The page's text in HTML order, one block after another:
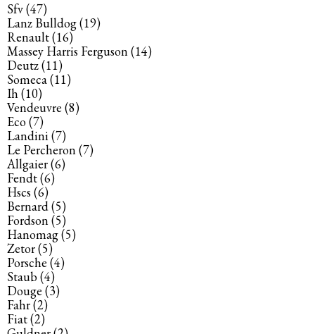
Sfv(47)
Lanz Bulldog(19)
Renault(16)
Massey Harris Ferguson(14)
Deutz(11)
Someca(11)
Ih(10)
Vendeuvre (8)
Eco(7)
Landini(7)
Le Percheron(7)
Allgaier(6)
Fendt(6)
Hscs (6)
Bernard(5)
Fordson(5)
Hanomag(5)
Zetor(5)
Porsche (4)
Staub(4)
Douge (3)
Fahr(2)
Fiat(2)